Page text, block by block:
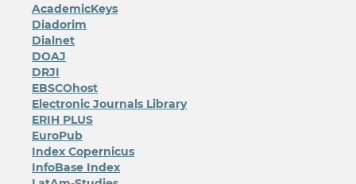
AcademicKeys
Diadorim
Dialnet
DOAJ
DRJI
EBSCOhost
Electronic Journals Library
ERIH PLUS
EuroPub
Index Copernicus
InfoBase Index